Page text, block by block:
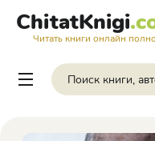
ChitatKnigi
Читать книги онлайн